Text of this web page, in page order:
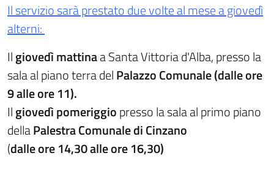
Il servizio sarà prestato due volte al mese a giovedì
alterni:
Ilgiovedì mattinaa Santa Vittoria d'Alba, presso la
sala al piano terra delPalazzo Comunale(dalle ore
9 alle ore 11).
Ilgiovedì pomeriggiopresso la sala al primo piano
dellaPalestra Comunale di Cinzano
(dalle ore 14,30 alle ore 16,30)